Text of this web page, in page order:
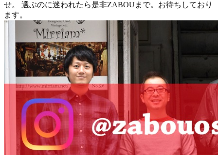
せ。 選ぶのに迷われたら是非ZABOUまで。お待ちしており
ます。